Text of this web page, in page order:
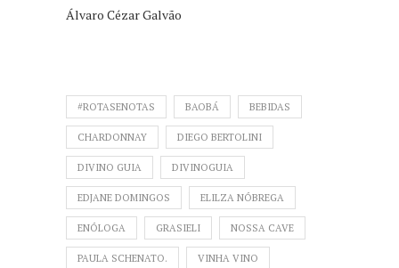
Álvaro Cézar Galvão
#ROTASENOTAS BAOBÁ BEBIDAS
CHARDONNAY DIEGO BERTOLINI
DIVINO GUIA DIVINOGUIA
EDJANE DOMINGOS ELILZA NÓBREGA
ENÓLOGA GRASIELI NOSSA CAVE
PAULA SCHENATO. VINHA VINO